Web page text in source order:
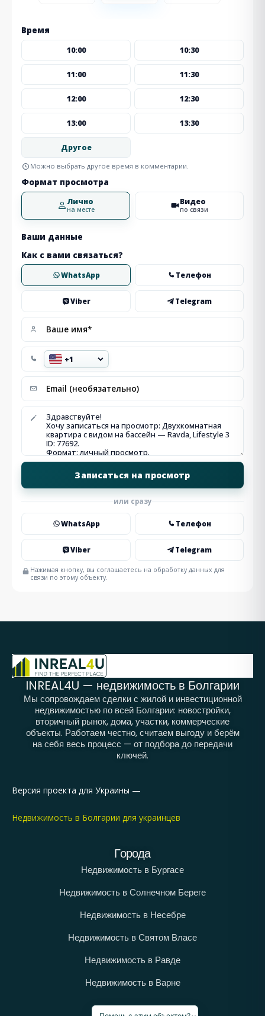
Время
10:00 10:30
11:00 11:30
12:00 12:30
13:00 13:30
Другое
Можно выбрать другое время в комментарии.
Формат просмотра
Лично
на месте
Видео
по связи
Ваши данные
Как с вами связаться?
WhatsApp Телефон
Viber Telegram
или сразу
WhatsApp Телефон
Viber Telegram
Нажимая кнопку, вы соглашаетесь на обработку данных для
связи по этому объекту.
INREAL4U — недвижимость в Болгарии
Мы сопровождаем сделки с жилой и инвестиционной
недвижимостью по всей Болгарии: новостройки,
вторичный рынок, дома, участки, коммерческие
объекты. Работаем честно, считаем выгоду и берём
на себя весь процесс — от подбора до передачи
ключей.
Версия проекта для Украины —
Недвижимость в Болгарии для украинцев
Города
Недвижимость в Бургасе
Недвижимость в Солнечном Береге
Недвижимость в Несебре
Недвижимость в Святом Власе
Недвижимость в Равде
Недвижимость в Варне
Категории